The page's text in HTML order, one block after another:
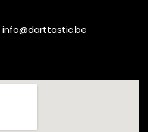
info@darttastic.be